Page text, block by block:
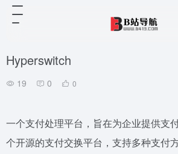
Hyperswitch
19 0 0
一个支付处理平台，旨在为企业提供支
个开源的支付交换平台，支持多种支付